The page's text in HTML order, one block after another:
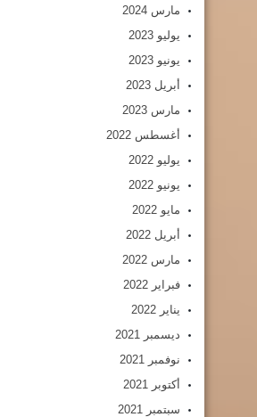
مارس 2024
يوليو 2023
يونيو 2023
أبريل 2023
مارس 2023
أغسطس 2022
يوليو 2022
يونيو 2022
مايو 2022
أبريل 2022
مارس 2022
فبراير 2022
يناير 2022
ديسمبر 2021
نوفمبر 2021
أكتوبر 2021
سبتمبر 2021